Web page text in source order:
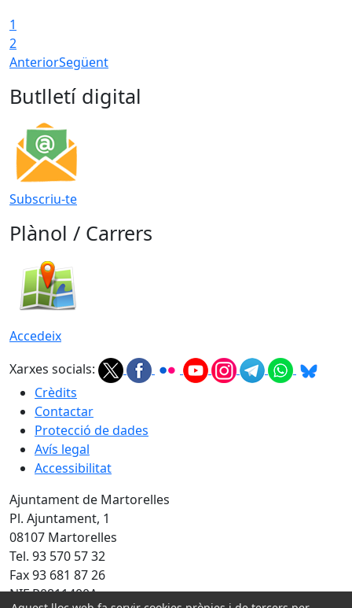
1
2
AnteriorSegüent
Butlletí digital
Subscriu-te
Plànol / Carrers
Accedeix
Xarxes socials:
Crèdits
Contactar
Protecció de dades
Avís legal
Accessibilitat
Ajuntament de Martorelles
Pl. Ajuntament, 1
08107 Martorelles
Tel. 93 570 57 32
Fax 93 681 87 26
NIF P0811400A